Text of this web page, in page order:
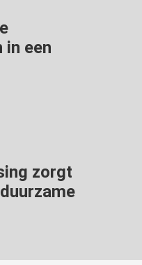
in een
zorgt